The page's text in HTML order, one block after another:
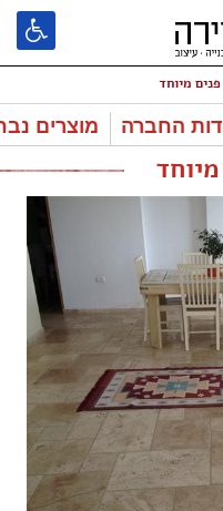
מיוחד
החברה מוצרים